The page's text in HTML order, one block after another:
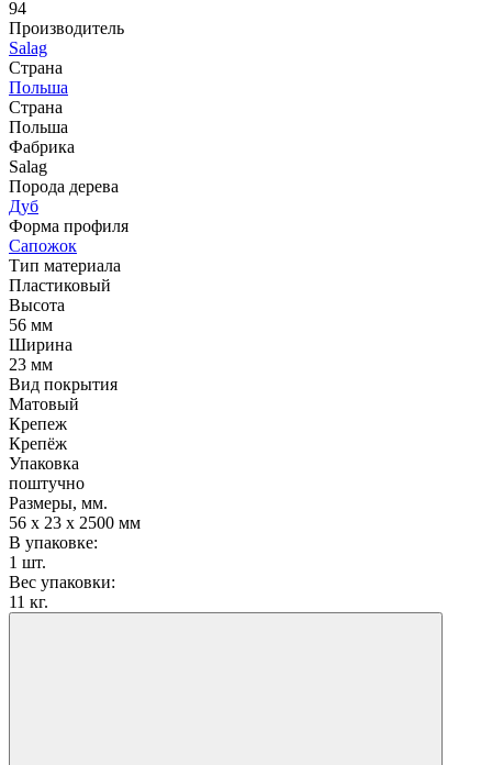
94
Производитель
Salag
Страна
Польша
Страна
Польша
Фабрика
Salag
Порода дерева
Дуб
Форма профиля
Сапожок
Тип материала
Пластиковый
Высота
56 мм
Ширина
23 мм
Вид покрытия
Матовый
Крепеж
Крепёж
Упаковка
поштучно
Размеры, мм.
56 х 23 х 2500 мм
В упаковке:
1 шт.
Вес упаковки:
11 кг.